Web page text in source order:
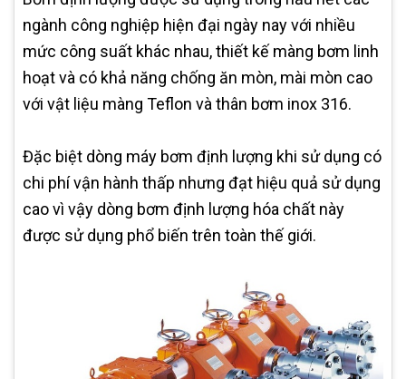
ngành công nghiệp hiện đại ngày nay với nhiều
mức công suất khác nhau, thiết kế màng bơm linh
hoạt và có khả năng chống ăn mòn, mài mòn cao
với vật liệu màng Teflon và thân bơm inox 316.
Đặc biệt dòng máy bơm định lượng khi sử dụng có
chi phí vận hành thấp nhưng đạt hiệu quả sử dụng
cao vì vậy dòng bơm định lượng hóa chất này
được sử dụng phổ biến trên toàn thế giới.